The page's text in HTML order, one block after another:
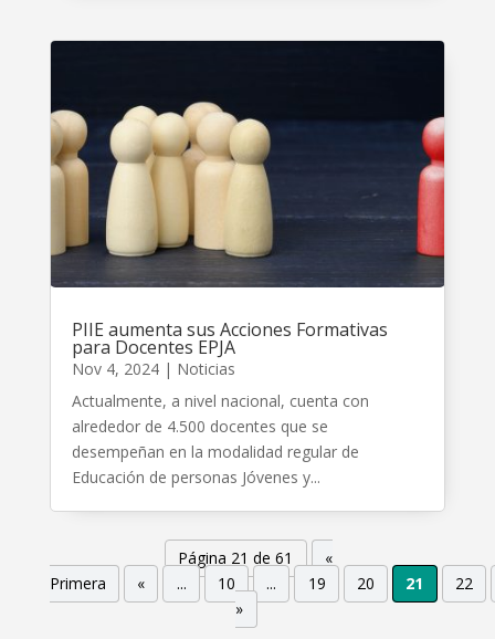
PIIE aumenta sus Acciones Formativas
para Docentes EPJA
Nov 4, 2024| Noticias
Actualmente, a nivel nacional, cuenta con
alrededor de 4.500 docentes que se
desempeñan en la modalidad regular de
Educación de personas Jóvenes y...
Página 21 de 61
«
Primera
« ... 10 ... 19 20 21
22
»